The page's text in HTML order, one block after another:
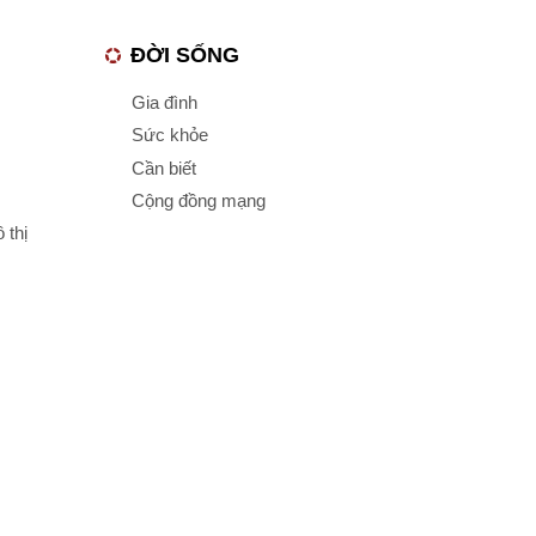
thị
ĐỜI SỐNG
Gia đình
Sức khỏe
Cần biết
Cộng đồng mạng